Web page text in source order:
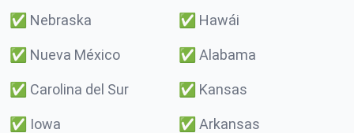
✅ Nebraska ✅ Hawái
✅ Nueva México ✅ Alabama
✅ Carolina del Sur ✅ Kansas
✅ Iowa ✅ Arkansas